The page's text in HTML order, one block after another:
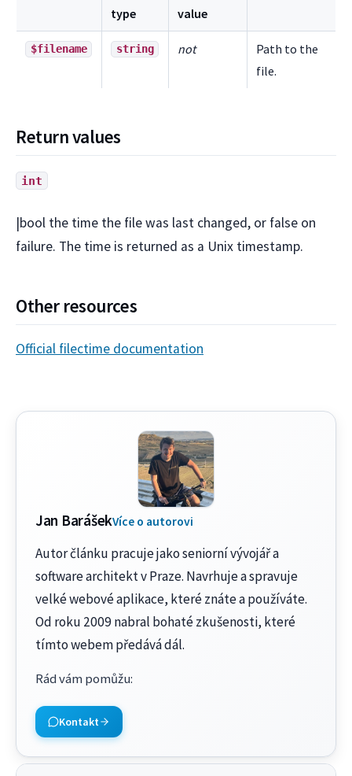
type
value
$filename string not
Path to the
file.
Return values
int
|bool the time the file was last changed, or false on
failure. The time is returned as a Unix timestamp.
Other resources
Official filectime documentation
Jan BarášekVíce o autorovi
Autor článku pracuje jako seniorní vývojář a
software architekt v Praze. Navrhuje a spravuje
velké webové aplikace, které znáte a používáte.
Od roku 2009 nabral bohaté zkušenosti, které
tímto webem předává dál.
Rád vám pomůžu:
Kontakt